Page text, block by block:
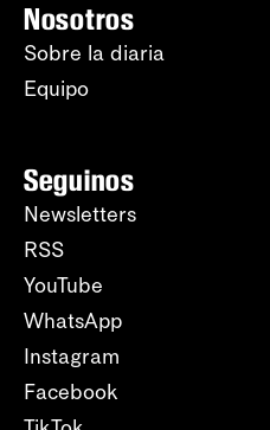
Nosotros
Sobre la diaria
Equipo
Seguinos
Newsletters
RSS
YouTube
WhatsApp
Instagram
Facebook